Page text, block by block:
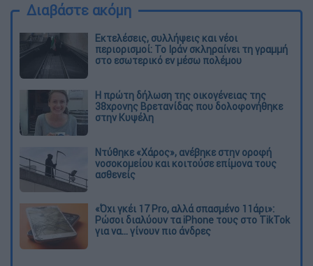
Διαβάστε ακόμη
Εκτελέσεις, συλλήψεις και νέοι
περιορισμοί: Το Ιράν σκληραίνει τη γραμμή
στο εσωτερικό εν μέσω πολέμου
Η πρώτη δήλωση της οικογένειας της
38χρονης Βρετανίδας που δολοφονήθηκε
στην Κυψέλη
Ντύθηκε «Χάρος», ανέβηκε στην οροφή
νοσοκομείου και κοιτούσε επίμονα τους
ασθενείς
«Όχι γκέι 17 Pro, αλλά σπασμένο 11άρι»:
Ρώσοι διαλύουν τα iPhone τους στο TikTok
για να... γίνουν πιο άνδρες